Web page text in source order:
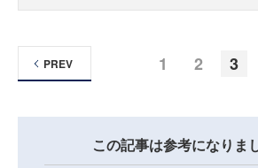
1 2 3
PREV
この記事は参考になりま